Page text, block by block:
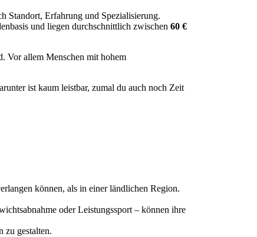
Standort, Erfahrung und Spezialisierung.
und liegen durchschnittlich zwischen 60 €
Vor allem Menschen mit hohem
ist kaum leistbar, zumal du auch noch Zeit
können, als in einer ländlichen Region.
oder Leistungssport – können ihre
zu gestalten.